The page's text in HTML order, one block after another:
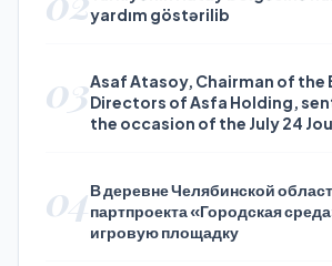
yardım göstərilib
03Asaf Atasoy, Chairman of the
Directors of Asfa Holding,
the occasion of the July 24
04В деревне Челябинской
партпроекта «Городская
игровую площадку